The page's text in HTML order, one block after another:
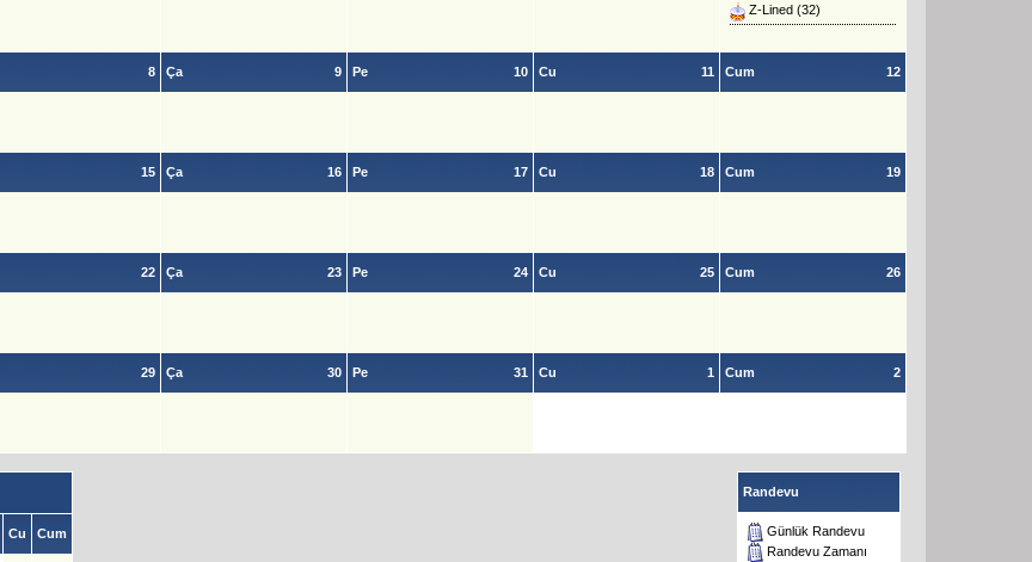
Z-Lined (32)
8 9
Ça 10
Pe 11
Cu 12
Cum
15 16
Ça 17
Pe 18
Cu 19
Cum
22 23
Ça 24
Pe 25
Cu 26
Cum
29 30
Ça 31
Pe 1
Cu 2
Cum
Cu Cum
Randevu
Günlük Randevu
Randevu Zamanı